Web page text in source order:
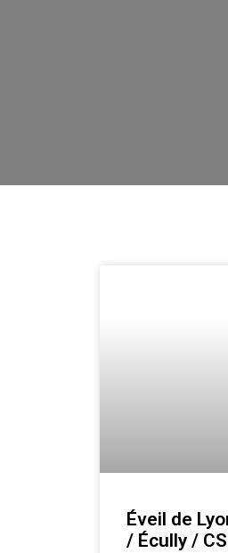
Éveil de
/ Écully /